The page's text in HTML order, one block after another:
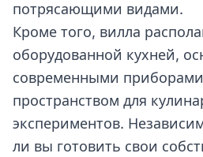
потрясающими видами.
Кроме того, вилла
оборудованной кухней,
современными
пространством для
экспериментов.
ли вы готовить свои